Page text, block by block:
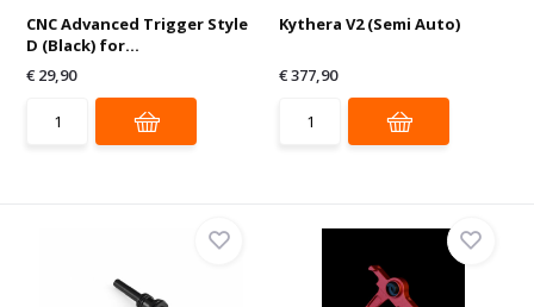
CNC Advanced Trigger Style
D (Black) for...
€ 29,90
Kythera V2 (Semi Auto)
€ 377,90